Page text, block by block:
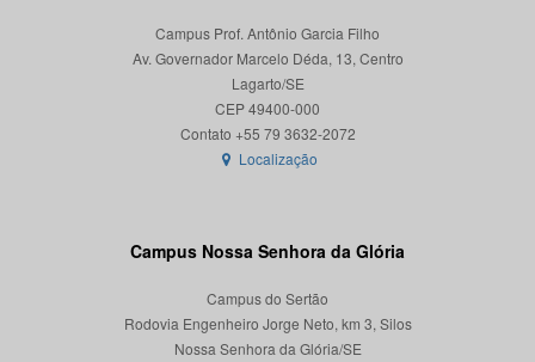
Campus Prof. Antônio Garcia Filho
Av. Governador Marcelo Déda, 13, Centro
Lagarto/SE
CEP 49400-000
Localização
Campus Nossa Senhora da Glória
Campus do Sertão
Rodovia Engenheiro Jorge Neto, km 3, Silos
Nossa Senhora da Glória/SE